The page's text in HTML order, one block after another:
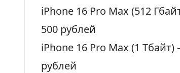
iPhone 16 Pro Max (512
500 рублей
iPhone 16 Pro Max (1
рублей